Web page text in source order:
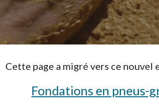
Cette page a migré vers ce nouvel
Fondations en pneus-